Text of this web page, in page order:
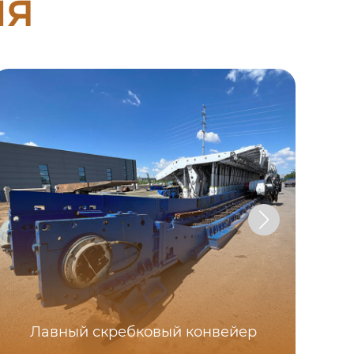
Лавный скребковый конвейер